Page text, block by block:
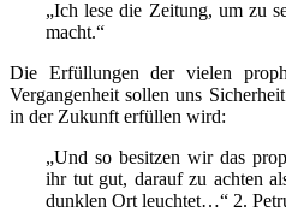
„Ich lese die Zeitung, um zu
macht.“
Die Erfüllungen der vielen
Vergangenheit sollen uns
in der Zukunft erfüllen wird:
„Und so besitzen wir das
ihr tut gut, darauf zu achten
dunklen Ort leuchtet…“ 2.